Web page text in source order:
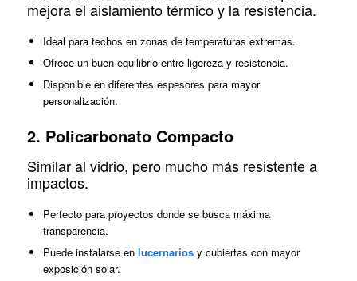
mejora el aislamiento térmico y la resistencia.
Ideal para techos en zonas de temperaturas extremas.
Ofrece un buen equilibrio entre ligereza y resistencia.
Disponible en diferentes espesores para mayor
personalización.
2. Policarbonato Compacto
Similar al vidrio, pero mucho más resistente a
impactos.
Perfecto para proyectos donde se busca máxima
transparencia.
Puede instalarse en lucernariosy cubiertas con mayor
exposición solar.